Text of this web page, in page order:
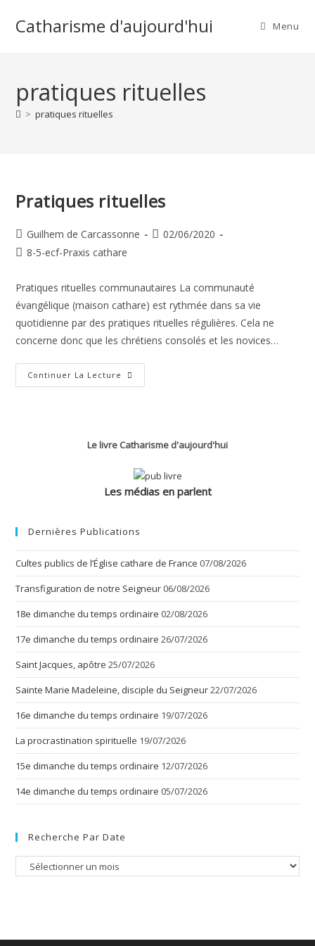
Catharisme d'aujourd'hui Menu
pratiques rituelles
> pratiques rituelles
Pratiques rituelles
Auteur/autrice
de
Guilhem de Carcassonne
Publication
02/06/2020
Post8-5-ecf-Praxis cathare
Pratiques rituelles communautaires La communauté
évangélique (maison cathare) est rythmée dans sa vie
quotidienne par des pratiques rituelles régulières. Cela ne
concerne donc que les chrétiens consolés et les novices…
Continuer La Lecture Pratiques
Rituelles
Le livre Catharisme d'aujourd'hui
Les médias en parlent
Dernières Publications
Cultes publics de l’Église cathare de France 07/08/2026
Transfiguration de notre Seigneur 06/08/2026
18e dimanche du temps ordinaire 02/08/2026
17e dimanche du temps ordinaire 26/07/2026
Saint Jacques, apôtre 25/07/2026
Sainte Marie Madeleine, disciple du Seigneur22/07/2026
16e dimanche du temps ordinaire 19/07/2026
La procrastination spirituelle 19/07/2026
15e dimanche du temps ordinaire 12/07/2026
14e dimanche du temps ordinaire 05/07/2026
Recherche Par Date
Recherche